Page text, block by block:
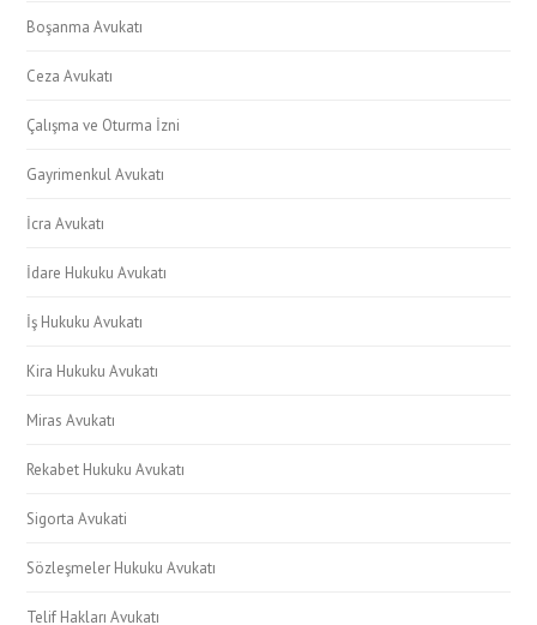
Boşanma Avukatı
Ceza Avukatı
Çalışma ve Oturma İzni
Gayrimenkul Avukatı
İcra Avukatı
İdare Hukuku Avukatı
İş Hukuku Avukatı
Kira Hukuku Avukatı
Miras Avukatı
Rekabet Hukuku Avukatı
Sigorta Avukati
Sözleşmeler Hukuku Avukatı
Telif Hakları Avukatı